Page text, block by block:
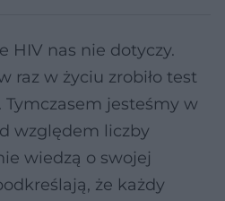
HIV nas nie dotyczy.
raz w życiu zrobiło test
Tymczasem jesteśmy w
względem liczby
wiedzą o swojej
że każdy